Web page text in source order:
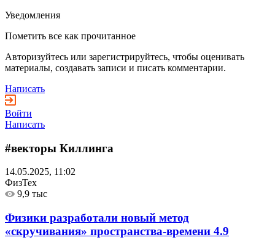
Уведомления
Пометить все как прочитанное
Авторизуйтесь или зарегистрируйтесь, чтобы оценивать
материалы, создавать записи и писать комментарии.
Написать
Войти
Написать
#векторы Киллинга
14.05.2025, 11:02
ФизТех
9,9 тыс
Физики разработали новый метод
«скручивания» пространства-времени 4.9